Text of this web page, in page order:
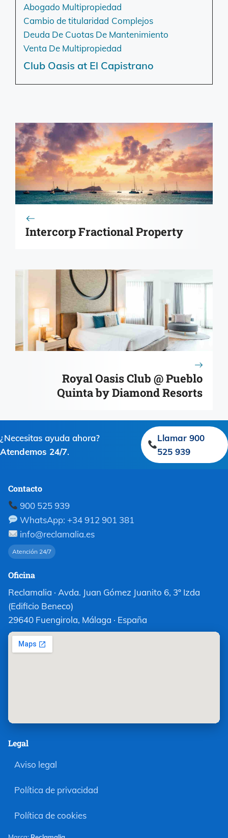
Abogado Multipropiedad
Cambio de titularidad Complejos
Deuda De Cuotas De Mantenimiento
Venta De Multipropiedad
Club Oasis at El Capistrano
Intercorp Fractional Property
Royal Oasis Club @ Pueblo
Quinta by Diamond Resorts
¿Necesitas ayuda ahora?
Atendemos 24/7.
Llamar 900
525 939
Contacto
900 525 939
WhatsApp: +34 912 901 381
info@reclamalia.es
Atención 24/7
Oficina
Reclamalia · Avda. Juan Gómez Juanito 6, 3º Izda
(Edificio Beneco)
29640 Fuengirola, Málaga · España
Legal
Aviso legal
Política de privacidad
Política de cookies